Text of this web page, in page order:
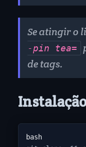
Se atingir o
-pin tea=
de tags.
Instalação